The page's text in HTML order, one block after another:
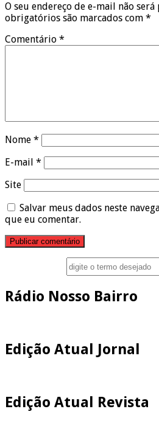
O seu endereço de e-mail não
obrigatórios são marcados com *
Comentário *
Nome *
E-mail *
Site
Salvar meus dados neste
que eu comentar.
Rádio Nosso Bairro
Edição Atual Jornal
Edição Atual Revista